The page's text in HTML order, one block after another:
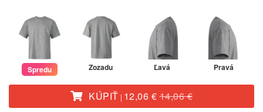
Spredu Zozadu Ľavá Pravá
KÚPIŤ | 12,06 €14,06 €